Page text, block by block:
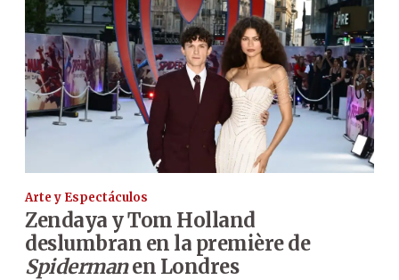
Arte y Espectáculos
Zendaya y Tom Holland
deslumbran en la première de
Spidermanen Londres